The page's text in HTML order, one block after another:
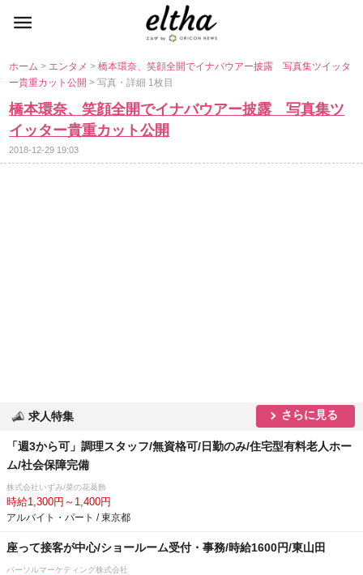
ホーム> エンタメ>橋本環奈、笑顔全開でイナバウアー披露 写真集ツイッタ
ー貴重カット公開> 写真・詳細 1枚目
橋本環奈、笑顔全開でイナバウアー披露 写真集ツ
イッター貴重カット公開
2018-12-29 19:03
求人特集 さらに見る
「週3から可」調理スタッフ/無資格可/日勤のみ/住宅型有料老人ホー
ム/社会保障完備
株式会社いずみ/菜の花葛飾
時給1,300円～1,400円
アルバイト・パート / 東京都
座って接客が中心/ショールーム受付・事務/時給1600円/東山田
パーソルマーケティング株式会社